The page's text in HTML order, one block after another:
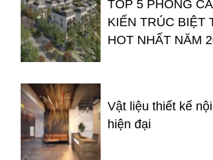
TOP 5 PHONG
KIẾN TRÚC BIỆT
HOT NHẤT NĂM
Vật liệu thiết kế
hiện đại